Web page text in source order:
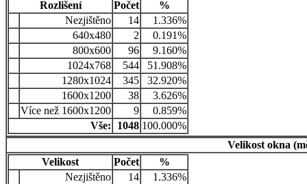
Rozlišení
Počet
%
Nezjištěno
14
1.336%
640x480
2
0.191%
800x600
96
9.160%
1024x768
544
51.908%
1280x1024
345
32.920%
1600x1200
38
3.626%
Více než 1600x1200
9
0.859%
Vše:
1048 100.000%
Velikost okna
Velikost
Počet
%
Nezjištěno
14
1.336%